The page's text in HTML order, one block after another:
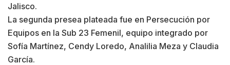
Jalisco.
La segunda presea plateada fue en Persecución por
Equipos en la Sub 23 Femenil, equipo integrado por
Sofía Martínez, Cendy Loredo, Analilia Meza y Claudia
García.